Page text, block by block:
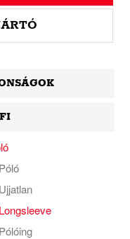
Póló
Ujjatlan
Longsleeve
Pólóing